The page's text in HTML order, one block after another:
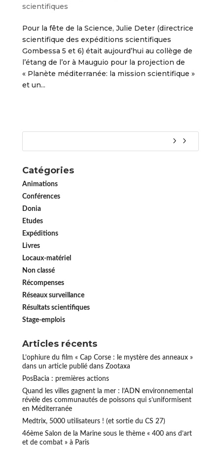
scientifiques
Pour la fête de la Science, Julie Deter (directrice
scientifique des expéditions scientifiques
Gombessa 5 et 6) était aujourd’hui au collège de
l’étang de l’or à Mauguio pour la projection de
« Planète méditerranée: la mission scientifique »
et un...
Catégories
Animations
Conférences
Donia
Etudes
Expéditions
Livres
Locaux-matériel
Non classé
Récompenses
Réseaux surveillance
Résultats scientifiques
Stage-emplois
Articles récents
L’ophiure du film « Cap Corse : le mystère des anneaux »
dans un article publié dans Zootaxa
PosBacia : premières actions
Quand les villes gagnent la mer : l’ADN environnemental
révèle des communautés de poissons qui s’uniformisent
en Méditerranée
Medtrix, 5000 utilisateurs ! (et sortie du CS 27)
46ème Salon de la Marine sous le thème « 400 ans d’art
et de combat » à Paris